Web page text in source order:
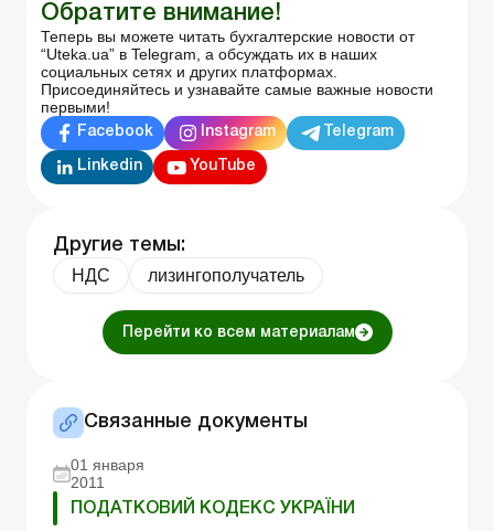
Обратите внимание!
Теперь вы можете читать бухгалтерские новости от
“Uteka.ua” в Telegram, а обсуждать их в наших
социальных сетях и других платформах.
Присоединяйтесь и узнавайте самые важные новости
первыми!
Facebook Instagram Telegram
Linkedin YouTube
Другие темы:
НДС лизингополучатель
Перейти ко всем материалам
Связанные документы
01 января
2011
ПОДАТКОВИЙ КОДЕКС УКРАЇНИ